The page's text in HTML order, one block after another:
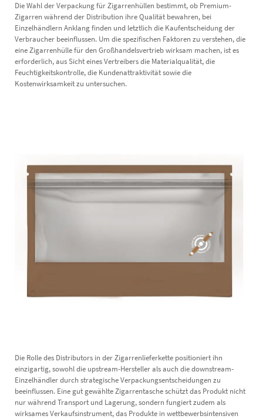
Die Wahl der Verpackung für Zigarrenhüllen bestimmt, ob Premium-
Zigarren während der Distribution ihre Qualität bewahren, bei
Einzelhändlern Anklang finden und letztlich die Kaufentscheidung der
Verbraucher beeinflussen. Um die spezifischen Faktoren zu verstehen, die
eine Zigarrenhülle für den Großhandelsvertrieb wirksam machen, ist es
erforderlich, aus Sicht eines Vertreibers die Materialqualität, die
Feuchtigkeitskontrolle, die Kundenattraktivität sowie die
Kostenwirksamkeit zu untersuchen.
Die Rolle des Distributors in der Zigarrenlieferkette positioniert ihn
einzigartig, sowohl die upstream-Hersteller als auch die downstream-
Einzelhändler durch strategische Verpackungsentscheidungen zu
beeinflussen. Eine gut gewählte Zigarrentasche schützt das Produkt nicht
nur während Transport und Lagerung, sondern fungiert zudem als
wirksames Verkaufsinstrument, das Produkte in wettbewerbsintensiven